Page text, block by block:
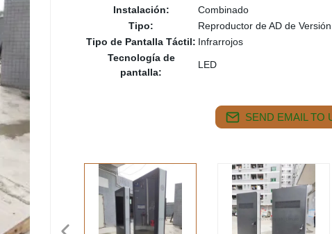
Instalación:
Combinado
Tipo:
Reproductor de AD de
Tipo de Pantalla Táctil: Infrarrojos
Tecnología de
pantalla:
LED
SEND EMAIL TO